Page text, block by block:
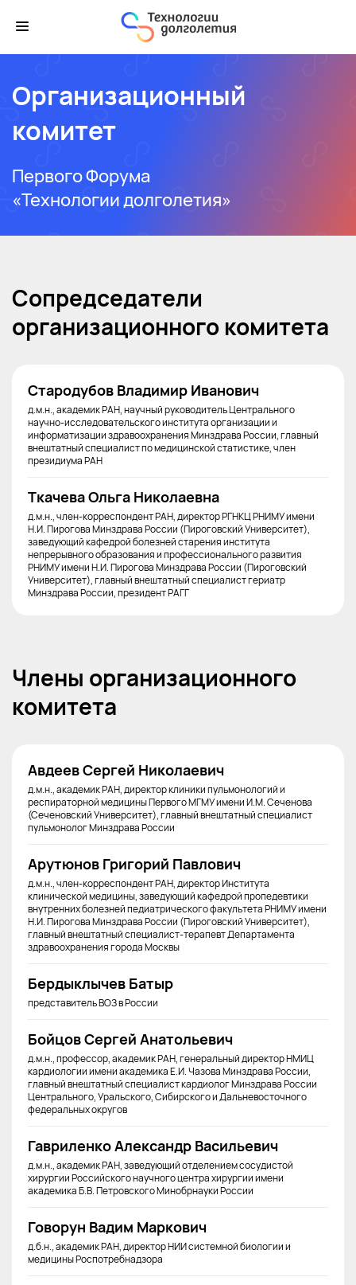
Организационный
комитет
Первого Форума
«Технологии долголетия»
Сопредседатели
организационного комитета
Стародубов Владимир Иванович
д.м.н., академик РАН, научный руководитель Центрального
научно-исследовательского института организации и
информатизации здравоохранения Минздрава России, главный
внештатный специалист по медицинской статистике, член
президиума РАН
Ткачева Ольга Николаевна
д.м.н., член-корреспондент РАН, директор РГНКЦ РНИМУ имени
Н.И. Пирогова Минздрава России (Пироговский Университет),
заведующий кафедрой болезней старения института
непрерывного образования и профессионального развития
РНИМУ имени Н.И. Пирогова Минздрава России (Пироговский
Университет), главный внештатный специалист гериатр
Минздрава России, президент РАГГ
Члены организационного
комитета
Авдеев Сергей Николаевич
д.м.н., академик РАН, директор клиники пульмонологий и
респираторной медицины Первого МГМУ имени И.М. Сеченова
(Сеченовский Университет), главный внештатный специалист
пульмонолог Минздрава России
Арутюнов Григорий Павлович
д.м.н., член-корреспондент РАН, директор Института
клинической медицины, заведующий кафедрой пропедевтики
внутренних болезней педиатрического факультета РНИМУ имени
Н.И. Пирогова Минздрава России (Пироговский Университет),
главный внештатный специалист-терапевт Департамента
здравоохранения города Москвы
Бердыклычев Батыр
представитель ВОЗ в России
Бойцов Сергей Анатольевич
д.м.н., профессор, академик РАН, генеральный директор НМИЦ
кардиологии имени академика Е.И. Чазова Минздрава России,
главный внештатный специалист кардиолог Минздрава России
Центрального, Уральского, Сибирского и Дальневосточного
федеральных округов
Гавриленко Александр Васильевич
д.м.н., академик РАН, заведующий отделением сосудистой
хирургии Российского научного центра хирургии имени
академика Б.В. Петровского Минобрнауки России
Говорун Вадим Маркович
д.б.н., академик РАН, директор НИИ системной биологии и
медицины Роспотребнадзора